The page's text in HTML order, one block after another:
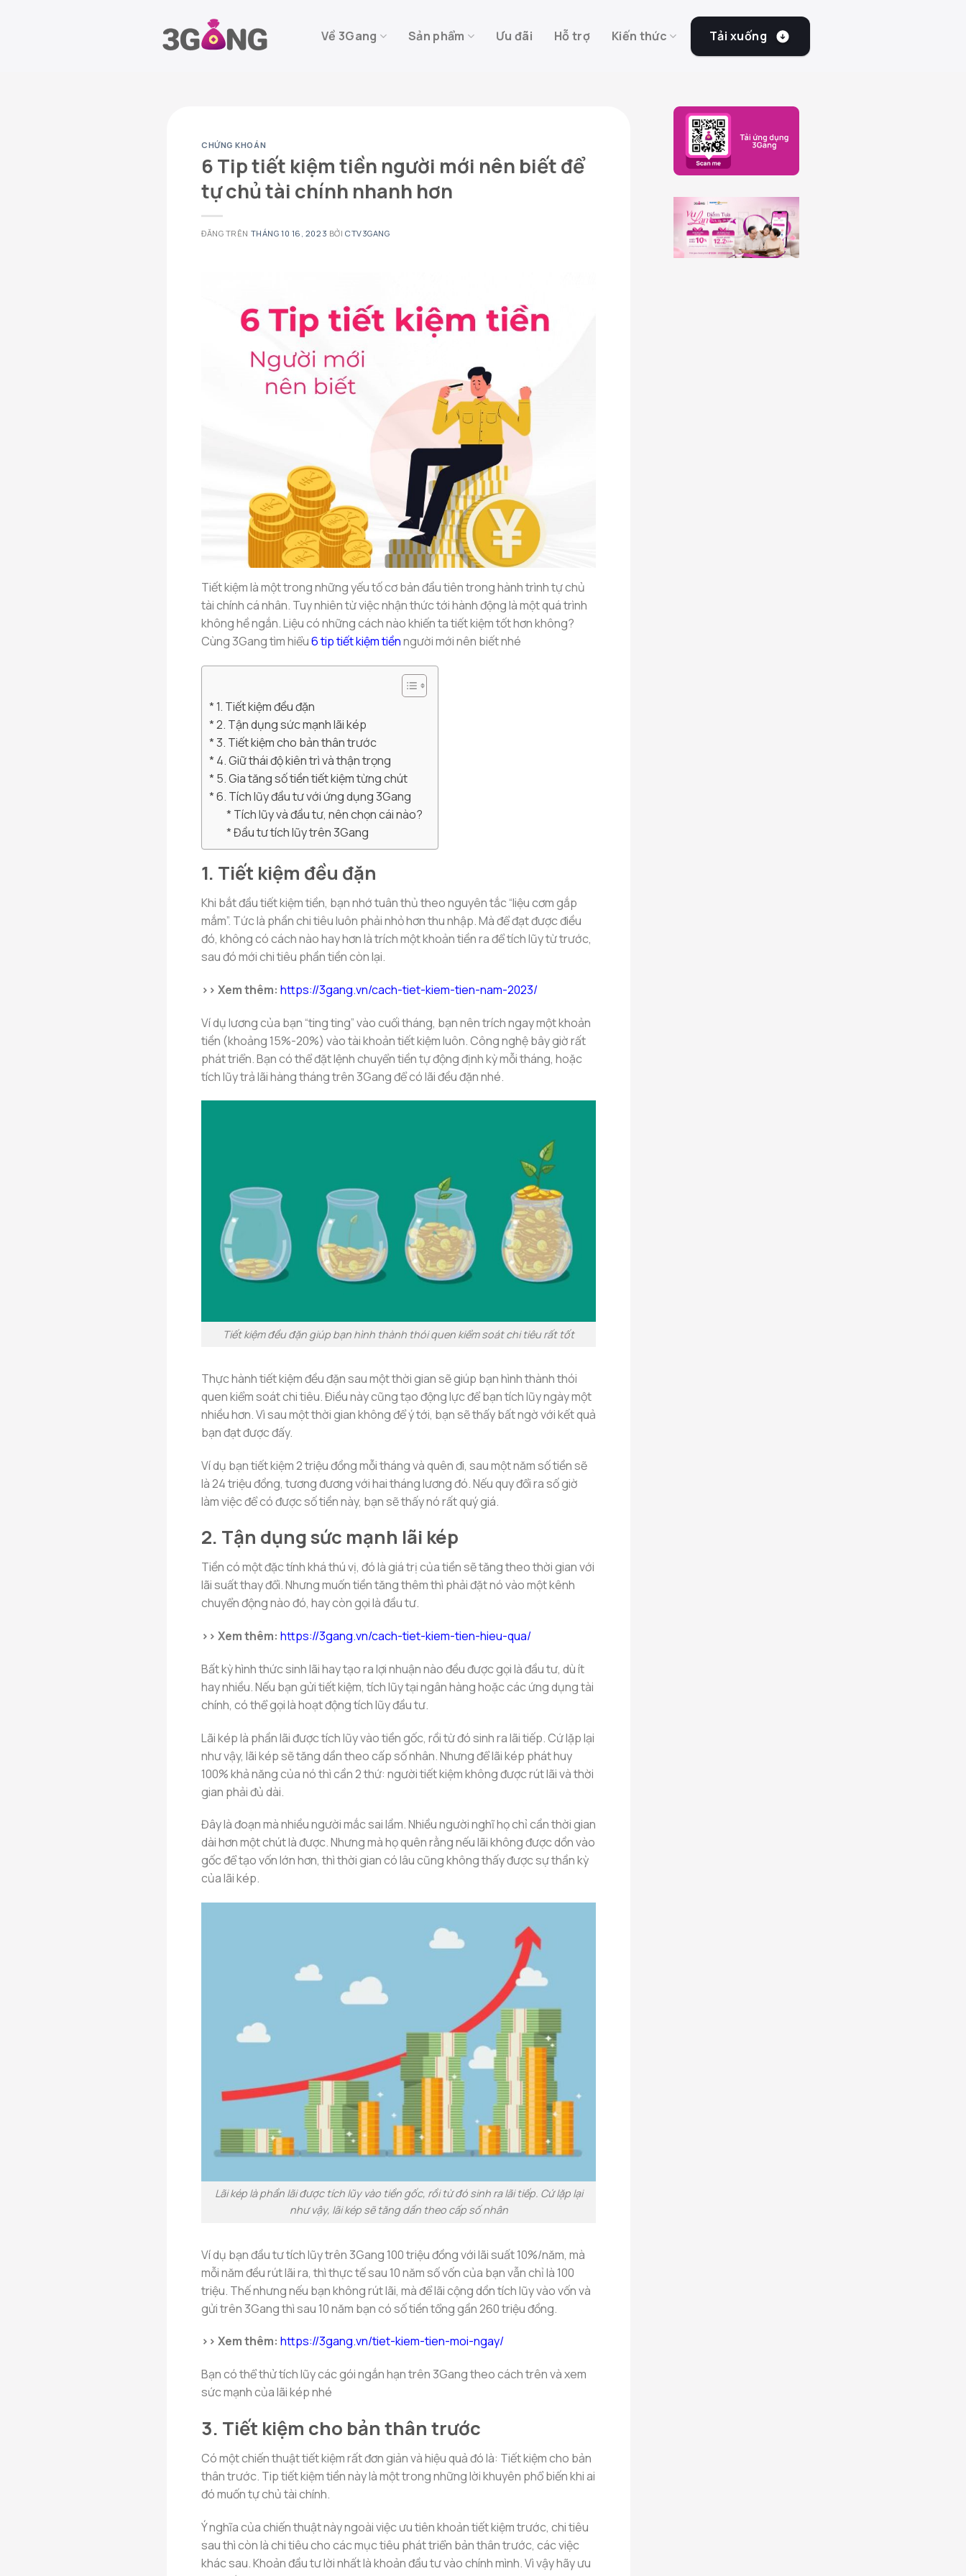
Về 3Gang Sản phẩm Ưu đãi Hỗ trợ Kiến thức Tải xuống
CHỨNG KHOÁN
6 Tip tiết kiệm tiền người mới nên biết để
tự chủ tài chính nhanh hơn
ĐĂNG TRÊN THÁNG 10 16, 2023 BỞI CTV3GANG
Tiết kiệm là một trong những yếu tố cơ bản đầu tiên trong hành trình tự chủ
tài chính cá nhân. Tuy nhiên từ việc nhận thức tới hành động là một quá trình
không hề ngắn. Liệu có những cách nào khiến ta tiết kiệm tốt hơn không?
Cùng 3Gang tìm hiểu6 tip tiết kiệm tiềnngười mới nên biết nhé
1. Tiết kiệm đều đặn
2. Tận dụng sức mạnh lãi kép
3. Tiết kiệm cho bản thân trước
4. Giữ thái độ kiên trì và thận trọng
5. Gia tăng số tiền tiết kiệm từng chút
6. Tích lũy đầu tư với ứng dụng 3Gang
Tích lũy và đầu tư, nên chọn cái nào?
Đầu tư tích lũy trên 3Gang
1. Tiết kiệm đều đặn
Khi bắt đầu tiết kiệm tiền, bạn nhớ tuân thủ theo nguyên tắc “liệu cơm gắp
mắm”. Tức là phần chi tiêu luôn phải nhỏ hơn thu nhập. Mà để đạt được điều
đó, không có cách nào hay hơn là trích một khoản tiền ra để tích lũy từ trước,
sau đó mới chi tiêu phần tiền còn lại.
>> Xem thêm: https://3gang.vn/cach-tiet-kiem-tien-nam-2023/
Ví dụ lương của bạn “ting ting” vào cuối tháng, bạn nên trích ngay một khoản
tiền (khoảng 15%-20%) vào tài khoản tiết kiệm luôn. Công nghệ bây giờ rất
phát triển. Bạn có thể đặt lệnh chuyển tiền tự động định kỳ mỗi tháng, hoặc
tích lũy trả lãi hàng tháng trên 3Gang để có lãi đều đặn nhé.
Tiết kiệm đều đặn giúp bạn hình thành thói quen kiểm soát chi tiêu rất tốt
Thực hành tiết kiệm đều đặn sau một thời gian sẽ giúp bạn hình thành thói
quen kiểm soát chi tiêu. Điều này cũng tạo động lực để bạn tích lũy ngày một
nhiều hơn. Vì sau một thời gian không để ý tới, bạn sẽ thấy bất ngờ với kết quả
bạn đạt được đấy.
Ví dụ bạn tiết kiệm 2 triệu đồng mỗi tháng và quên đi, sau một năm số tiền sẽ
là 24 triệu đồng, tương đương với hai tháng lương đó. Nếu quy đổi ra số giờ
làm việc để có được số tiền này, bạn sẽ thấy nó rất quý giá.
2. Tận dụng sức mạnh lãi kép
Tiền có một đặc tính khá thú vị, đó là giá trị của tiền sẽ tăng theo thời gian với
lãi suất thay đổi. Nhưng muốn tiền tăng thêm thì phải đặt nó vào một kênh
chuyển động nào đó, hay còn gọi là đầu tư.
>> Xem thêm: https://3gang.vn/cach-tiet-kiem-tien-hieu-qua/
Bất kỳ hình thức sinh lãi hay tạo ra lợi nhuận nào đều được gọi là đầu tư, dù ít
hay nhiều. Nếu bạn gửi tiết kiệm, tích lũy tại ngân hàng hoặc các ứng dụng tài
chính, có thể gọi là hoạt động tích lũy đầu tư.
Lãi kép là phần lãi được tích lũy vào tiền gốc, rồi từ đó sinh ra lãi tiếp. Cứ lặp lại
như vậy, lãi kép sẽ tăng dần theo cấp số nhân. Nhưng để lãi kép phát huy
100% khả năng của nó thì cần 2 thứ: người tiết kiệm không được rút lãi và thời
gian phải đủ dài.
Đây là đoạn mà nhiều người mắc sai lầm. Nhiều người nghĩ họ chỉ cần thời gian
dài hơn một chút là được. Nhưng mà họ quên rằng nếu lãi không được dồn vào
gốc để tạo vốn lớn hơn, thì thời gian có lâu cũng không thấy được sự thần kỳ
của lãi kép.
Lãi kép là phần lãi được tích lũy vào tiền gốc, rồi từ đó sinh ra lãi tiếp. Cứ lặp lại
như vậy, lãi kép sẽ tăng dần theo cấp số nhân
Ví dụ bạn đầu tư tích lũy trên 3Gang 100 triệu đồng với lãi suất 10%/năm, mà
mỗi năm đều rút lãi ra, thì thực tế sau 10 năm số vốn của bạn vẫn chỉ là 100
triệu. Thế nhưng nếu bạn không rút lãi, mà để lãi cộng dồn tích lũy vào vốn và
gửi trên 3Gang thì sau 10 năm bạn có số tiền tổng gần 260 triệu đồng.
>> Xem thêm: https://3gang.vn/tiet-kiem-tien-moi-ngay/
Bạn có thể thử tích lũy các gói ngắn hạn trên 3Gang theo cách trên và xem
sức mạnh của lãi kép nhé
3. Tiết kiệm cho bản thân trước
Có một chiến thuật tiết kiệm rất đơn giản và hiệu quả đó là: Tiết kiệm cho bản
thân trước. Tip tiết kiệm tiền này là một trong những lời khuyên phổ biến khi ai
đó muốn tự chủ tài chính.
Ý nghĩa của chiến thuật này ngoài việc ưu tiên khoản tiết kiệm trước, chi tiêu
sau thì còn là chi tiêu cho các mục tiêu phát triển bản thân trước, các việc
khác sau. Khoản đầu tư lời nhất là khoản đầu tư vào chính mình. Vì vậy hãy ưu